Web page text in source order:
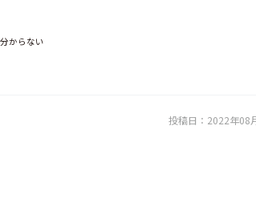
からない
投稿日： 2022年08